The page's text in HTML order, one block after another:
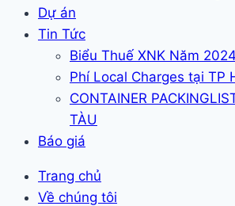
Dự án
Tin Tức
Biểu Thuế XNK Năm 2024
Phí Local Charges tại TP
CONTAINER
TÀU
Báo giá
Trang chủ
Về chúng tôi